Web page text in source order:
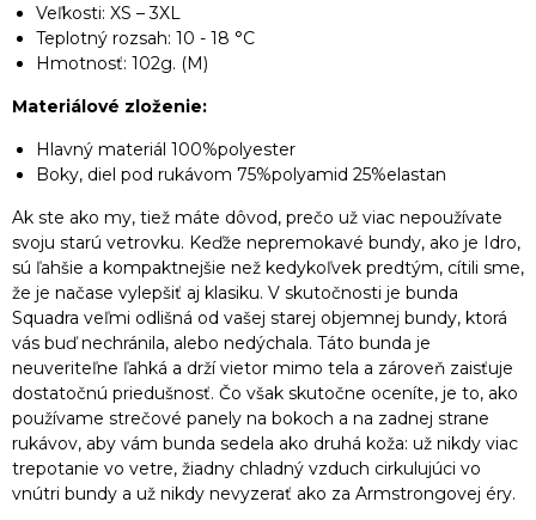
Veľkosti: XS – 3XL
Teplotný rozsah: 10 - 18 °C
Hmotnosť: 102g. (M)
Materiálové zloženie:
Hlavný materiál 100%polyester
Boky, diel pod rukávom 75%polyamid 25%elastan
Ak ste ako my, tiež máte dôvod, prečo už viac nepoužívate
svoju starú vetrovku. Keďže nepremokavé bundy, ako je Idro,
sú ľahšie a kompaktnejšie než kedykoľvek predtým, cítili sme,
že je načase vylepšiť aj klasiku. V skutočnosti je bunda
Squadra veľmi odlišná od vašej starej objemnej bundy, ktorá
vás buď nechránila, alebo nedýchala. Táto bunda je
neuveriteľne ľahká a drží vietor mimo tela a zároveň zaisťuje
dostatočnú priedušnosť. Čo však skutočne oceníte, je to, ako
používame strečové panely na bokoch a na zadnej strane
rukávov, aby vám bunda sedela ako druhá koža: už nikdy viac
trepotanie vo vetre, žiadny chladný vzduch cirkulujúci vo
vnútri bundy a už nikdy nevyzerať ako za Armstrongovej éry.